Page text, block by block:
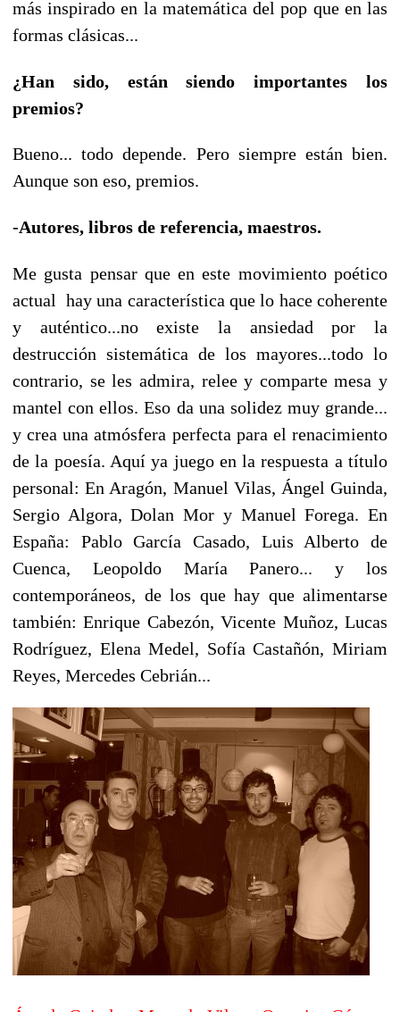
más inspirado en la matemática del pop que en las
formas clásicas...
¿Han sido, están siendo importantes los
premios?
Bueno... todo depende. Pero siempre están bien.
Aunque son eso, premios.
-Autores, libros de referencia, maestros.
Me gusta pensar que en este movimiento poético
actual hay una característica que lo hace coherente
y auténtico...no existe la ansiedad por la
destrucción sistemática de los mayores...todo lo
contrario, se les admira, relee y comparte mesa y
mantel con ellos. Eso da una solidez muy grande...
y crea una atmósfera perfecta para el renacimiento
de la poesía. Aquí ya juego en la respuesta a título
personal: En Aragón, Manuel Vilas, Ángel Guinda,
Sergio Algora, Dolan Mor y Manuel Forega. En
España: Pablo García Casado, Luis Alberto de
Cuenca, Leopoldo María Panero... y los
contemporáneos, de los que hay que alimentarse
también: Enrique Cabezón, Vicente Muñoz, Lucas
Rodríguez, Elena Medel, Sofía Castañón, Miriam
Reyes, Mercedes Cebrián...